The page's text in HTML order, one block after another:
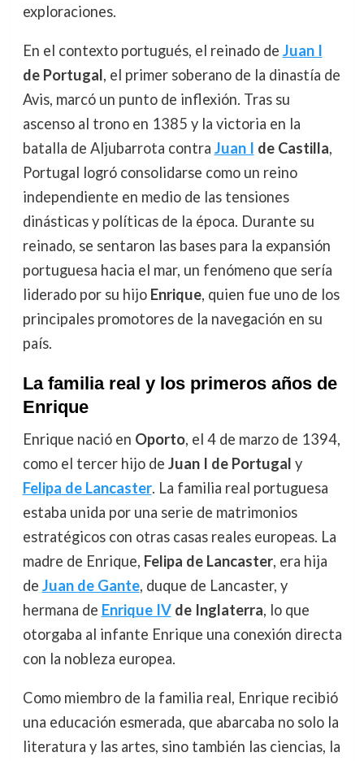
exploraciones.
En el contexto portugués, el reinado de Juan I
de Portugal, el primer soberano de la dinastía de
Avis, marcó un punto de inflexión. Tras su
ascenso al trono en 1385 y la victoria en la
batalla de Aljubarrota contra Juan I de Castilla,
Portugal logró consolidarse como un reino
independiente en medio de las tensiones
dinásticas y políticas de la época. Durante su
reinado, se sentaron las bases para la expansión
portuguesa hacia el mar, un fenómeno que sería
liderado por su hijo Enrique, quien fue uno de los
principales promotores de la navegación en su
país.
La familia real y los primeros años de
Enrique
Enrique nació en Oporto, el 4 de marzo de 1394,
como el tercer hijo de Juan I de Portugal y
Felipa de Lancaster. La familia real portuguesa
estaba unida por una serie de matrimonios
estratégicos con otras casas reales europeas. La
madre de Enrique, Felipa de Lancaster, era hija
de Juan de Gante, duque de Lancaster, y
hermana de Enrique IVde Inglaterra, lo que
otorgaba al infante Enrique una conexión directa
con la nobleza europea.
Como miembro de la familia real, Enrique recibió
una educación esmerada, que abarcaba no solo la
literatura y las artes, sino también las ciencias, la